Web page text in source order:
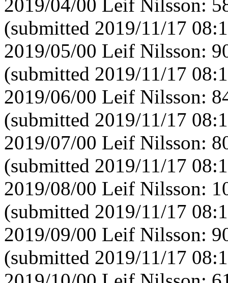
2019/04/00 Leif Nilsson:
(submitted 2019/11/17
2019/05/00 Leif Nilsson:
(submitted 2019/11/17
2019/06/00 Leif Nilsson:
(submitted 2019/11/17
2019/07/00 Leif Nilsson:
(submitted 2019/11/17
2019/08/00 Leif Nilsson:
(submitted 2019/11/17
2019/09/00 Leif Nilsson:
(submitted 2019/11/17